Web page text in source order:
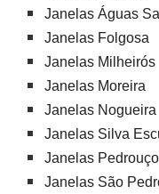
Janelas Águas
Janelas Folgosa
Janelas Milheirós
Janelas Moreira
Janelas Nogueira
Janelas Silva
Janelas
Janelas São